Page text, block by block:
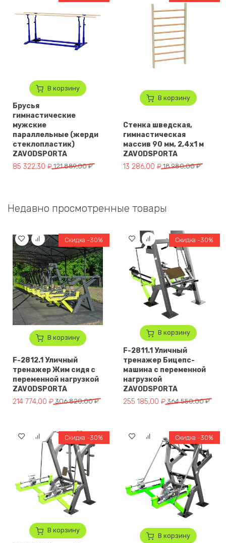
В корзину
Брусья
гимнастические
мужские
параллельные (жерди
стеклопластик)
ZAVODSPORTA
121 889,00₽
Первоначальная цена составляла 121 889,00 ₽.
85 322,30 ₽
Текущая цена: 85 322,30 ₽.
В корзину
Стенка шведская,
гимнастическая
массив 90 мм, 2,4х1 м
ZAVODSPORTA
18 980,00₽
Первоначальная цена
13 286,00 ₽
Текущая цена: 13 286,00 ₽.
Недавно просмотренные товары
В корзину
Скидка -30%
F-2812.1 Уличный
тренажер Жим сидя с
переменной нагрузкой
ZAVODSPORTA
306 820,00₽
Первоначальная цена составляла 306 820,00 ₽.
214 774,00 ₽
Текущая цена: 214 774,00 ₽.
В корзину
Скидка -30%
F-2811.1 Уличный
тренажер Бицепс-
машина с переменной
нагрузкой
ZAVODSPORTA
364 550,00₽
Первоначальная цена
255 185,00 ₽
Текущая цена: 255 185,00 ₽.
В корзину
Скидка -30%
В корзину
Скидка -30%